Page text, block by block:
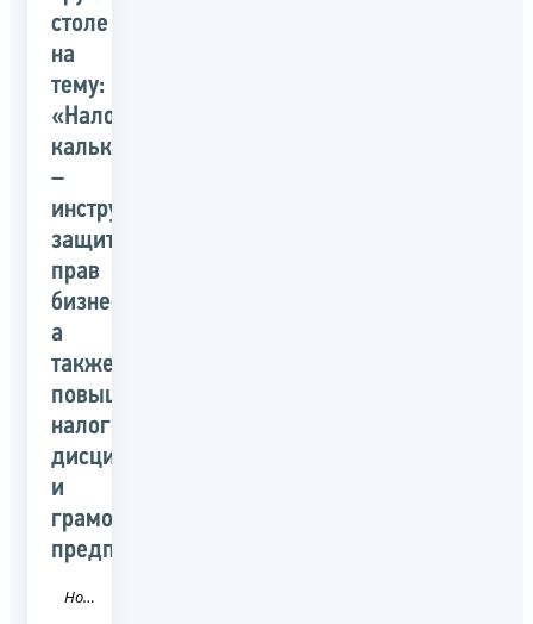
столе
на
тему:
«Налоговый
калькулятор
–
инструмент
защиты
прав
бизнеса,
а
также
повышения
налоговой
дисциплины
и
грамотности
предпринимателей»
Новость